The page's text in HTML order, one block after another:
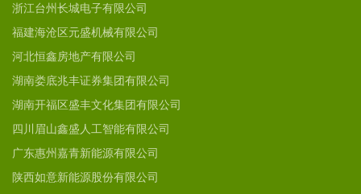
浙江台州长城电子有限公司
福建海沧区元盛机械有限公司
河北恒鑫房地产有限公司
湖南娄底兆丰证券集团有限公司
湖南开福区盛丰文化集团有限公司
四川眉山鑫盛人工智能有限公司
广东惠州嘉青新能源有限公司
陕西如意新能源股份有限公司